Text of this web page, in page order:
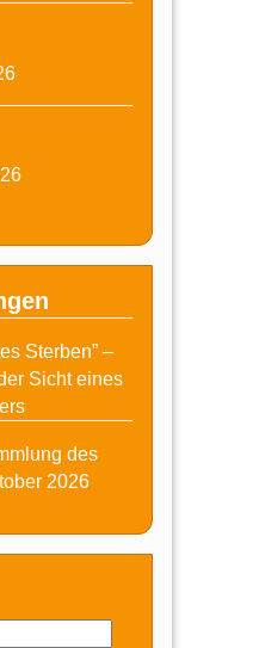
Sterben” –
Sicht eines
des
2026